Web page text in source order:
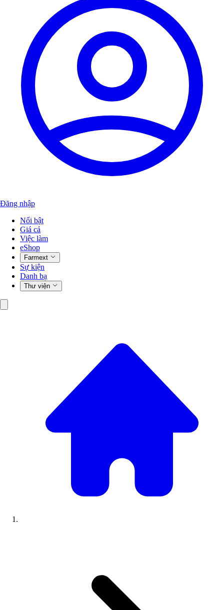
Đăng nhập
Nổi bật
Giá cả
Việc làm
eShop
Farmext
Sự kiện
Danh bạ
Thư viện